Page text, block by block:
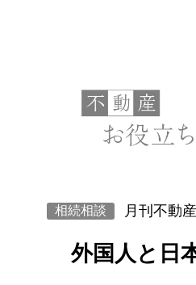
相続相談 月刊不動
外国人と日